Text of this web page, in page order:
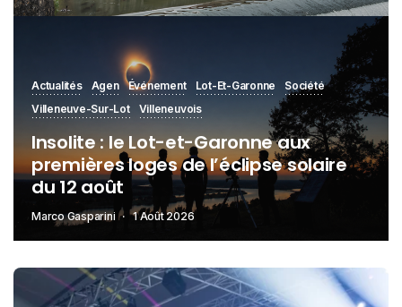
Actualités Agen Événement Lot-Et-Garonne
Société
Villeneuve-Sur-Lot
Villeneuvois
Insolite : le Lot-et-Garonne aux
premières loges de l’éclipse solaire
du 12 août
Marco Gasparini 1 Août 2026